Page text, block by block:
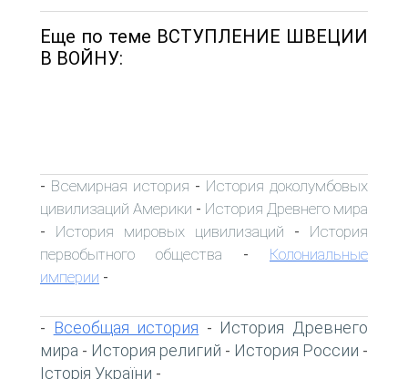
Еще по теме ВСТУПЛЕНИЕ ШВЕЦИИ
В ВОЙНУ:
- Всемирная история - История доколумбовых
цивилизаций Америки - История Древнего мира
- История мировых цивилизаций - История
первобытного общества - Колониальные
империи -
- Всеобщая история - История Древнего
мира - История религий - История России -
Історія України -